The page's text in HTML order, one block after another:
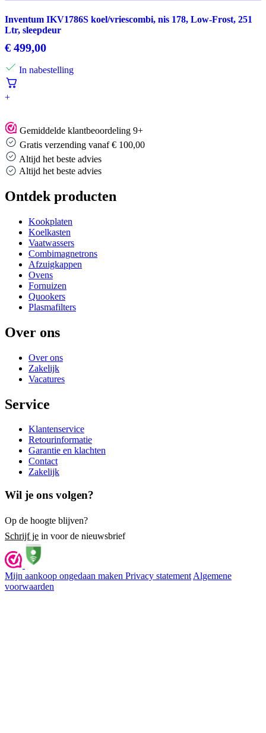
Inventum IKV1786S koel/vriescombi, nis 178, Low-Frost, 251
Ltr, sleepdeur
€ 499,00
In nabestelling
+
Gemiddelde klantbeoordeling 9+
Gratis verzending vanaf € 100,00
Altijd het beste advies
Altijd het beste advies
Ontdek producten
Kookplaten
Koelkasten
Vaatwassers
Combimagnetrons
Afzuigkappen
Ovens
Fornuizen
Quookers
Plasmafilters
Over ons
Over ons
Zakelijk
Vacatures
Service
Klantenservice
Retourinformatie
Garantie en klachten
Contact
Zakelijk
Wil je ons volgen?
Op de hoogte blijven?
Schrijf je in voor de nieuwsbrief
Mijn aankoop ongedaan maken Privacy statement Algemene
voorwaarden